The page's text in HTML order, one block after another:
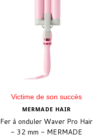
Victime de son succès
MERMADE HAIR
Fer à onduler Waver Pro Hair
- 32 mm - MERMADE